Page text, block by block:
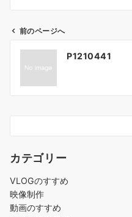
シ
ョ
前のページへ
P1210441
カテゴリー
VLOGのすすめ
映像制作
動画のすすめ